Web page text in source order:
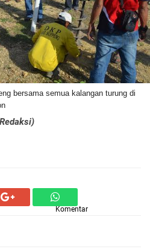
bersama semua kalangan turung di
Komentar